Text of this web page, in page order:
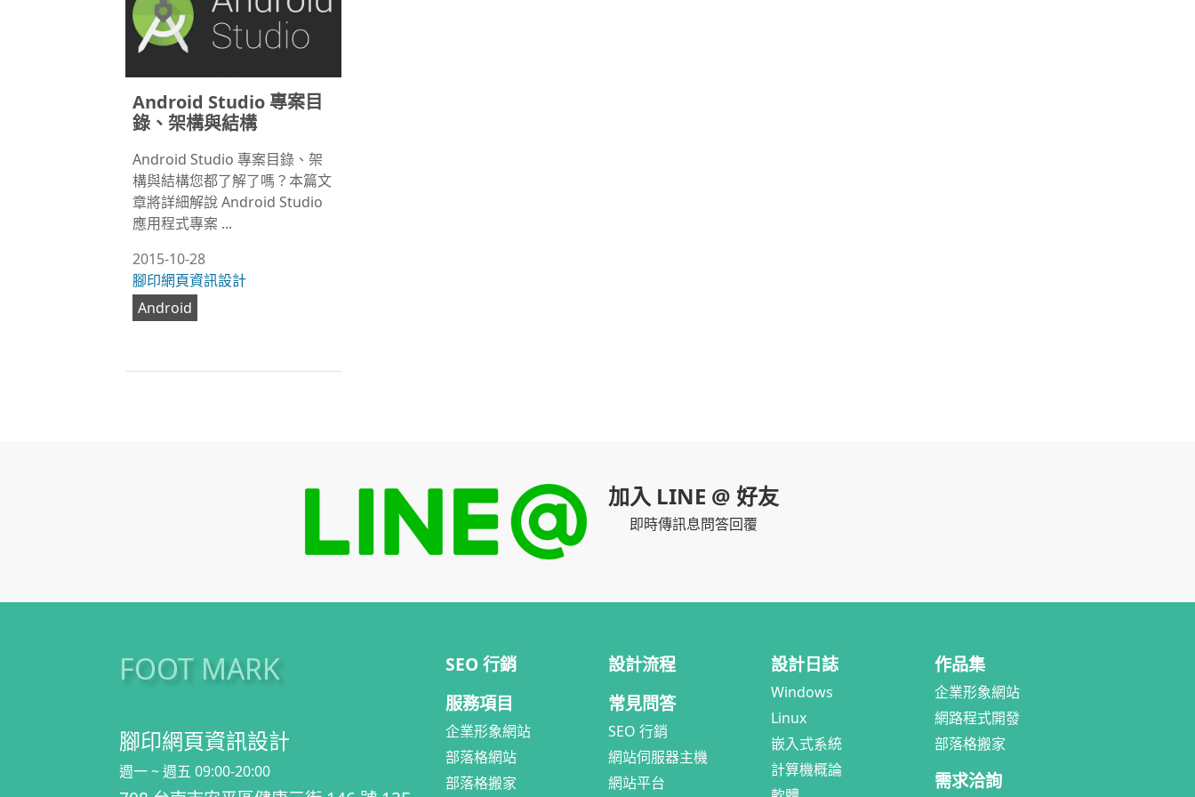
Android Studio 專案目
錄、架構與結構
Android Studio 專案目錄、架
構與結構您都了解了嗎？本篇文
章將詳細解說 Android Studio
應用程式專案 ...
2015-10-28
腳印網頁資訊設計
Android
加入 LINE @ 好友
即時傳訊息問答回覆
FOOT MARK
腳印網頁資訊設計
週一 ~ 週五 09:00-20:00
SEO 行銷
服務項目
企業形象網站
部落格網站
部落格搬家
設計流程
常見問答
SEO 行銷
網站伺服器主機
網站平台
設計日誌
Windows
Linux
嵌入式系統
計算機概論
作品集
企業形象網站
網路程式開發
部落格搬家
需求洽詢